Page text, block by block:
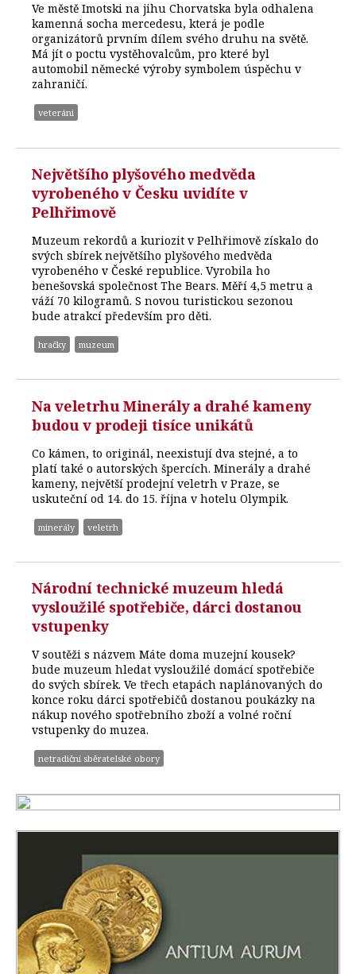
Ve městě Imotski na jihu Chorvatska byla odhalena
kamenná socha mercedesu, která je podle
organizátorů prvním dílem svého druhu na světě.
Má jít o poctu vystěhovalcům, pro které byl
automobil německé výroby symbolem úspěchu v
zahraničí.
veteráni
Největšího plyšového medvěda
vyrobeného v Česku uvidíte v
Pelhřimově
Muzeum rekordů a kuriozit v Pelhřimově získalo do
svých sbírek největšího plyšového medvěda
vyrobeného v České republice. Vyrobila ho
benešovská společnost The Bears. Měří 4,5 metru a
váží 70 kilogramů. S novou turistickou sezonou
bude atrakcí především pro děti.
hračky muzeum
Na veletrhu Minerály a drahé kameny
budou v prodeji tisíce unikátů
Co kámen, to originál, neexistují dva stejné, a to
platí také o autorských špercích. Minerály a drahé
kameny, největší prodejní veletrh v Praze, se
uskuteční od 14. do 15. října v hotelu Olympik.
minerály veletrh
Národní technické muzeum hledá
vysloužilé spotřebiče, dárci dostanou
vstupenky
V soutěži s názvem Máte doma muzejní kousek?
bude muzeum hledat vysloužilé domácí spotřebiče
do svých sbírek. Ve třech etapách naplánovaných do
konce roku dárci spotřebičů dostanou poukázky na
nákup nového spotřebního zboží a volné roční
vstupenky do muzea.
netradiční sběratelské obory